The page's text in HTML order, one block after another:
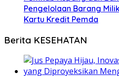
Pengelolaan Barang
Kartu Kredit Pemda
Berita KESEHATAN